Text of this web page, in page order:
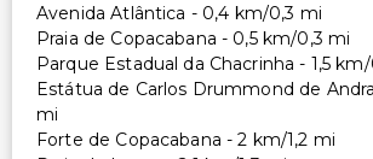
Avenida Atlântica - 0,4 km/0,3 mi
Praia de Copacabana - 0,5 km/0,3 mi
Parque Estadual da Chacrinha - 1,5
Estátua de Carlos Drummond de
mi
Forte de Copacabana - 2 km/1,2 mi